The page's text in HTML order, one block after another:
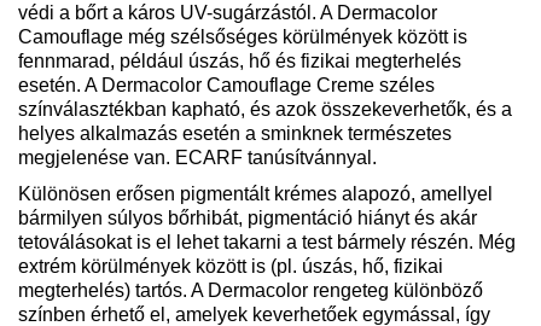
védi a bőrt a káros UV-sugárzástól. A Dermacolor
Camouflage még szélsőséges körülmények között is
fennmarad, például úszás, hő és fizikai megterhelés
esetén. A Dermacolor Camouflage Creme széles
színválasztékban kapható, és azok összekeverhetők, és a
helyes alkalmazás esetén a sminknek természetes
megjelenése van. ECARF tanúsítvánnyal.
Különösen erősen pigmentált krémes alapozó, amellyel
bármilyen súlyos bőrhibát, pigmentáció hiányt és akár
tetoválásokat is el lehet takarni a test bármely részén. Még
extrém körülmények között is (pl. úszás, hő, fizikai
megterhelés) tartós. A Dermacolor rengeteg különböző
színben érhető el, amelyek keverhetőek egymással, így